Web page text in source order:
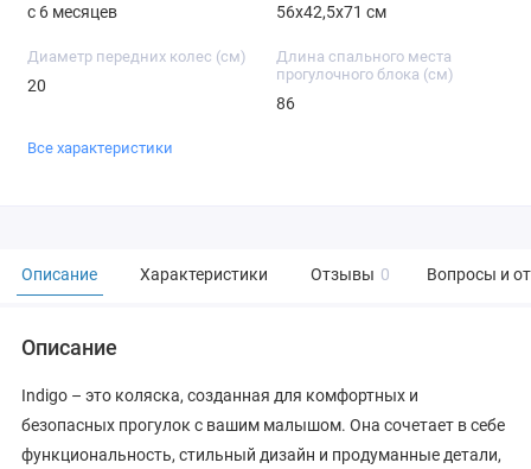
с 6 месяцев 56х42,5х71 см
Диаметр передних колес (см)
20
Длина спального места
прогулочного блока (см)
86
Все характеристики
Описание Характеристики Отзывы 0 Вопросы и
Описание
Indigo – это коляска, созданная для комфортных и
безопасных прогулок с вашим малышом. Она сочетает в себе
функциональность, стильный дизайн и продуманные детали,